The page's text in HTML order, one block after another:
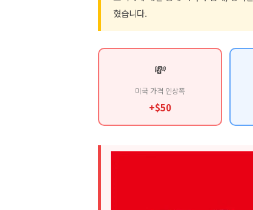
혔습니다.
💸
미국 가격 인상폭
+$50